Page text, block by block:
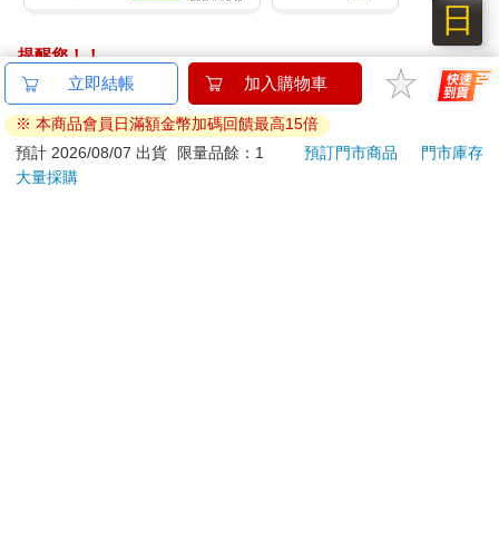
提醒您！！
金石堂及銀行均不會請您操作ATM! 如接獲電話要求您前往
ATM提款機，請不要聽從指示，以免受騙上當！
退換貨須知：
**提醒您，鑑賞期不等於試用期，退回商品須為全新狀態**
立即結帳 加入購物車
※ 本商品會員日滿額金幣加碼回饋最高15倍
預計 2026/08/07 出貨
限量品餘：1 預訂門市商品
門市庫存
大量採購
日